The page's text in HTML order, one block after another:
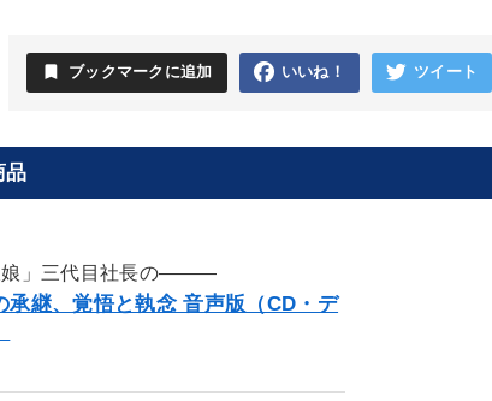
bookmark ブックマークに追加 いいね！ ツイート
品
娘」三代目社長の―――
承継、覚悟と執念 音声版（CD・デ